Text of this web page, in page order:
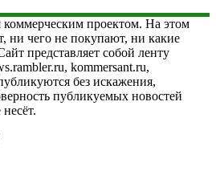
коммерческим проектом. На этом
ни чего не покупают, ни какие
представляет собой ленту
kommersant.ru,
без искажения,
публикуемых новостей